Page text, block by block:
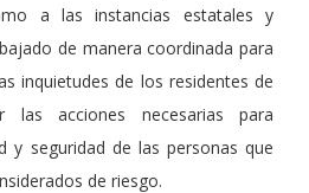
a las instancias estatales y
de manera coordinada para
inquietudes de los residentes de
acciones necesarias para
y seguridad de las personas que
de riesgo.